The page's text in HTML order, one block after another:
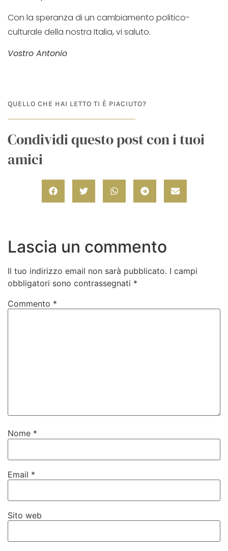
Con la speranza di un cambiamento politico-
culturale della nostra Italia, vi saluto.
Vostro Antonio
QUELLO CHE HAI LETTO TI È PIACIUTO?
Condividi questo post con i tuoi
amici
Lascia un commento
Il tuo indirizzo email non sarà pubblicato. I campi
obbligatori sono contrassegnati *
Commento *
Nome *
Email *
Sito web